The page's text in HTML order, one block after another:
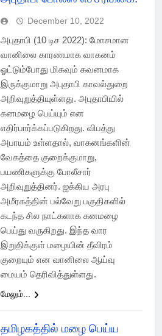
December 10, 2022
அபுதாபி (10 டிச 2022): மோசமான
வானிலை காரணமாக வாகனம்
ஓட்டும்போது மிகவும் கவனமாக
இருக்குமாறு அபுதாபி காவல்துறை
அறிவுறுத்தியுள்ளது. அபுதாபியில்
கனமழை பெய்யும் என
எதிர்பார்க்கப்படுகிறது. விபத்து
அபாயம் உள்ளதால், வாகனங்களின்
வேகத்தை குறைக்குமாறு,
பயணிகளுக்கு போலீசார்
அறிவுறுத்தினர். ஐக்கிய அரபு
அமீரகத்தின் பல்வேறு பகுதிகளில்
கடந்த சில நாட்களாக கனமழை
பெய்து வருகிறது. இந்த வார
இறுதிக்குள் மழையின் தீவிரம்
குறையும் என வானிலை ஆய்வு
மையம் தெரிவித்துள்ளது.
மேலும்...
தமிழகத்தில் மழை பெய்ய